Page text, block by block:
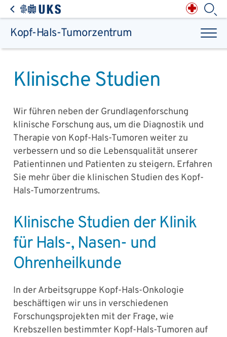
Direkt zum Inhalt springen
Kopf-Hals-Tumorzentrum
Suchbegriff
Frauenheilkunde &
Nervenzentrum
Pathologie &
Rechtsmedizin
Radiodiagnostik,
Nuklearmedizin &
Patienten & Besucher
Klinische Studien
Wir führen neben der Grundlagenforschung
klinische Forschung aus, um die Diagnostik und
Therapie von Kopf-Hals-Tumoren weiter zu
verbessern und so die Lebensqualität unserer
Patientinnen und Patienten zu steigern. Erfahren
Sie mehr über die klinischen Studien des Kopf-
Hals-Tumorzentrums.
Klinische Studien der Klinik
für Hals-, Nasen- und
Ohrenheilkunde
In der Arbeitsgruppe Kopf-Hals-Onkologie
beschäftigen wir uns in verschiedenen
Forschungsprojekten mit der Frage, wie
Krebszellen bestimmter Kopf-Hals-Tumoren auf